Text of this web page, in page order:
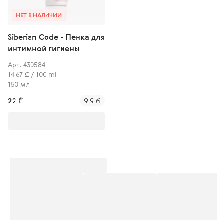
НЕТ В НАЛИЧИИ
Siberian Code - Пенка для
интимной гигиены
Арт. 430584
14,67 ₾ / 100 ml
150 мл
22 ₾ 9.9 б